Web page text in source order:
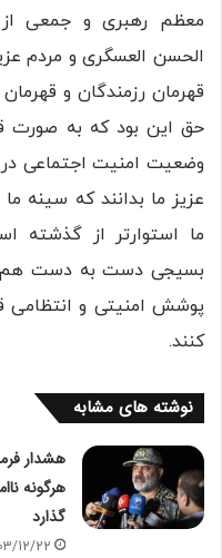
معظم رهبری و جمعی
الحسن العسگری و مردم
قهرمان رزمندگان و
حق این بود که به صورت
وضعیت امنیت اجتماعی
عزیز ما بدانند که سینه
ما استوارتر از گذشته
بسیجی دست به دست هم
پوشش امنیتی و انتظامی
کنند.
نوشته های مشابه
هشدار
هرگونه
گذارد
12/22